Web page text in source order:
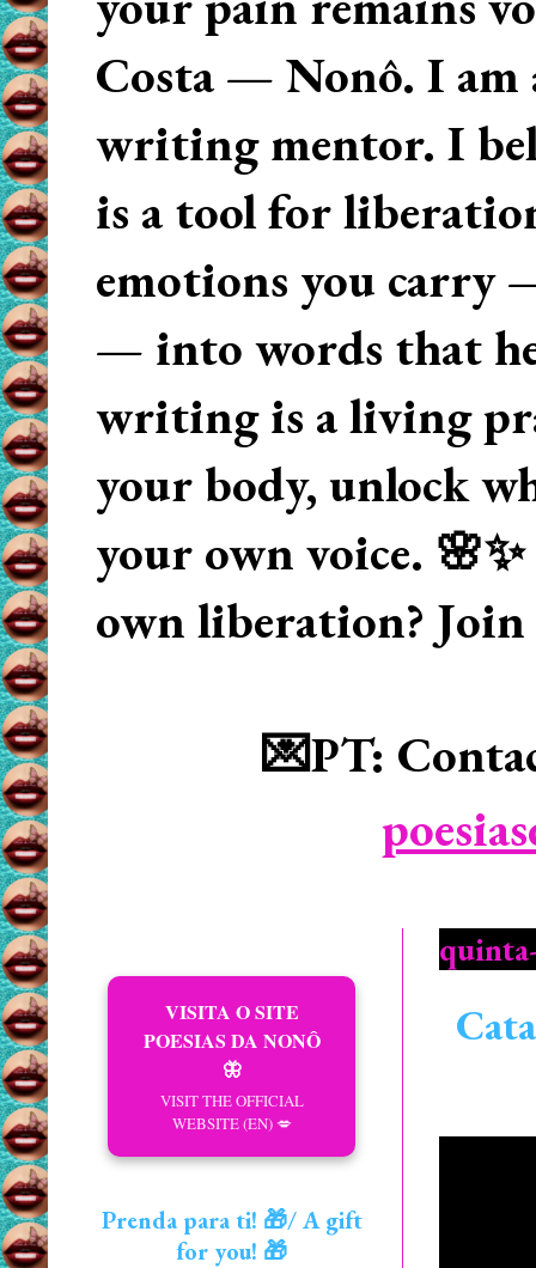
Costa — Nonô. I am
writing mentor. I
is a tool for
emotions you carry
— into words that
writing is a living
your body, unlock
your own voice.
own liberation? Join
💌PT:
VISITA O SITE
POESIAS DA NONÔ
🦋
VISIT THE OFFICIAL
WEBSITE (EN) 💋
Prenda para ti! 🎁/ A gift
for you! 🎁